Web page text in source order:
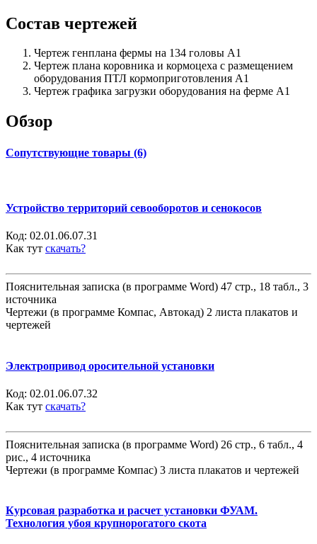
Состав чертежей
Чертеж генплана фермы на 134 головы А1
Чертеж плана коровника и кормоцеха с размещением
оборудования ПТЛ кормоприготовления А1
Чертеж графика загрузки оборудования на ферме А1
Обзор
Сопутствующие товары (6)
Устройство территорий севооборотов и сенокосов
Код: 02.01.06.07.31
Как тут скачать?
Пояснительная записка (в программе Word) 47 стр., 18 табл., 3
источника
Чертежи (в программе Компас, Автокад) 2 листа плакатов и
чертежей
Электропривод оросительной установки
Код: 02.01.06.07.32
Как тут скачать?
Пояснительная записка (в программе Word) 26 стр., 6 табл., 4
рис., 4 источника
Чертежи (в программе Компас) 3 листа плакатов и чертежей
Курсовая разработка и расчет установки ФУАМ.
Технология убоя крупнорогатого скота